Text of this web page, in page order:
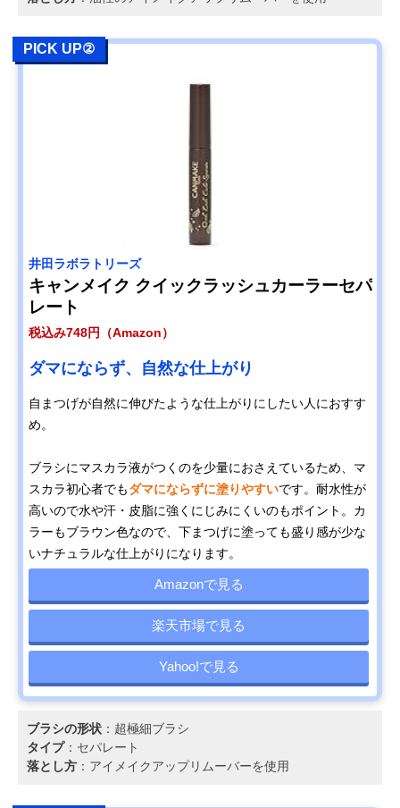
PICK UP②
井田ラボラトリーズ
キャンメイク クイックラッシュカーラーセパ
レート
税込み748円（Amazon）
ダマにならず、自然な仕上がり
自まつげが自然に伸びたような仕上がりにしたい人におすす
め。
ブラシにマスカラ液がつくのを少量におさえているため、マ
スカラ初心者でもダマにならずに塗りやすいです。耐水性が
高いので水や汗・皮脂に強くにじみにくいのもポイント。カ
ラーもブラウン色なので、下まつげに塗っても盛り感が少な
いナチュラルな仕上がりになります。
Amazonで見る
楽天市場で見る
Yahoo!で見る
ブラシの形状 ：超極細ブラシ
タイプ：セパレート
落とし方 ：アイメイクアップリムーバーを使用